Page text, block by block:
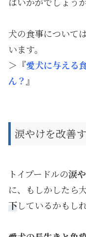
犬の食事について
います。
＞『愛犬に与える
ん？ 』
涙やけを改善
トイプードルの涙
に、もしかしたら
下しているかもし